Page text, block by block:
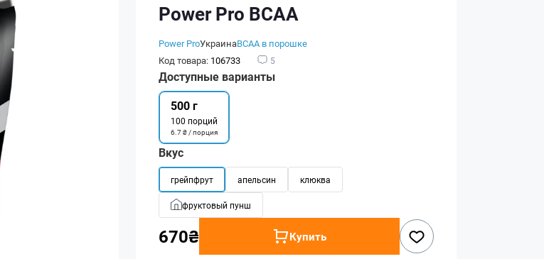
Power Pro BCAA
Power ProУкраинаBCAA в порошке
Код товара: 106733 5
Доступные варианты
500 г
100 порций
6.7 ₴ / порция
Вкус
грейпфрут апельсин клюква
фруктовый пунш
670₴ Купить